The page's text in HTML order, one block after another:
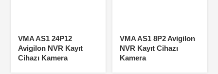
VMA AS1 24P12
Avigilon NVR Kayıt
Cihazı Kamera
VMA AS1 8P2 Avigilon
NVR Kayıt Cihazı
Kamera